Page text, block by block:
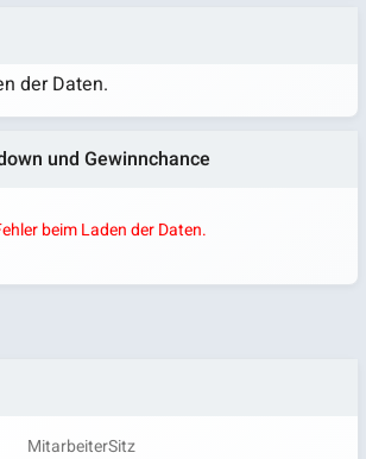
der Daten.
und Gewinnchance
beim Laden der Daten.
MitarbeiterSitz